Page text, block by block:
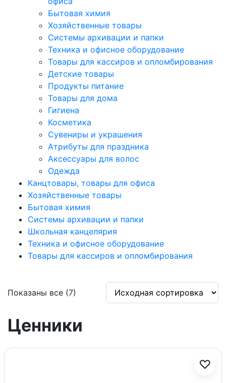
Бытовая химия
Хозяйственные товары
Системы архивации и папки
Техника и офисное оборудование
Товары для кассиров и опломбирования
Детские товары
Продукты питание
Товары для дома
Гигиена
Косметика
Сувениры и украшения
Атрибуты для праздника
Аксеcсуары для волос
Одежда
Канцтовары, товары для офиса
Хозяйственные товары
Бытовая химия
Системы архивации и папки
Школьная канцелярия
Техника и офисное оборудование
Товары для кассиров и опломбирования
Показаны все (7)
Ценники
♡